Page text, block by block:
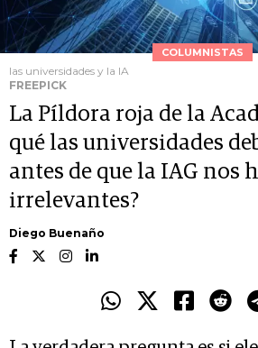
COLUMNISTAS
las universidades y la IA
FREEPICK
La Píldora roja de la
qué las universidades
antes de que la IAG nos
irrelevantes?
Diego Buenaño